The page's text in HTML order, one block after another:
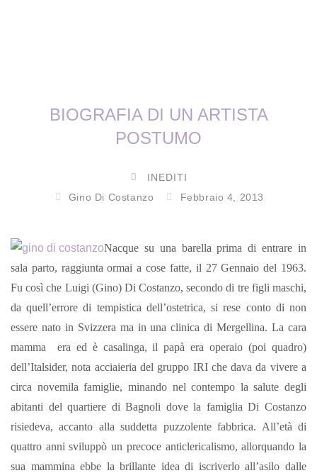
BIOGRAFIA DI UN ARTISTA
POSTUMO
INEDITI
Gino Di Costanzo
Febbraio 4, 2013
Nacque su una barella prima di entrare in
sala parto, raggiunta ormai a cose fatte, il 27 Gennaio del 1963.
Fu così che Luigi (Gino) Di Costanzo, secondo di tre figli maschi,
da quell’errore di tempistica dell’ostetrica, si rese conto di non
essere nato in Svizzera ma in una clinica di Mergellina. La cara
mamma era ed è casalinga, il papà era operaio (poi quadro)
dell’Italsider, nota acciaieria del gruppo IRI che dava da vivere a
circa novemila famiglie, minando nel contempo la salute degli
abitanti del quartiere di Bagnoli dove la famiglia Di Costanzo
risiedeva, accanto alla suddetta puzzolente fabbrica. All’età di
quattro anni sviluppò un precoce anticlericalismo, allorquando la
sua mammina ebbe la brillante idea di iscriverlo all’asilo dalle